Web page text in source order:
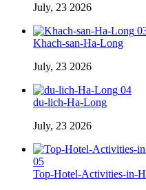
July, 23 2026
Khach-san-Ha-Long
July, 23 2026
04
du-lich-Ha-Long
July, 23 2026
05
Top-Hotel-Activities-in-